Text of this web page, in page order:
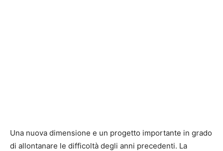
Una nuova dimensione e un progetto importante in grado
di allontanare le difficoltà degli anni precedenti. La